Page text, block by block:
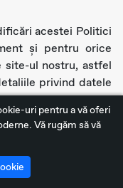
acestei Politici
și pentru orice
ul nostru, astfel
privind datele
și în ce condiții
sau de altă
15 (cincisprezece)
rezervăm dreptul
prin orice mijloc de
uri pentru a vă oferi
Vă rugăm să vă